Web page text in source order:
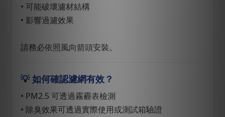
• 可能破壞濾材結構
• 影響過濾效果
請務必依照風向箭頭安裝。
💡 如何確認濾網有效？
• PM2.5 可透過霧霾表檢測
• 除臭效果可透過實際使用或測試箱驗證